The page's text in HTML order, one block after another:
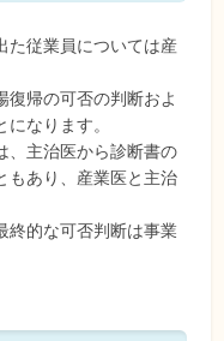
た従業員については産
帰の可否の判断およ
なります。
、主治医から診断書の
もあり、産業医と主治
終的な可否判断は事業